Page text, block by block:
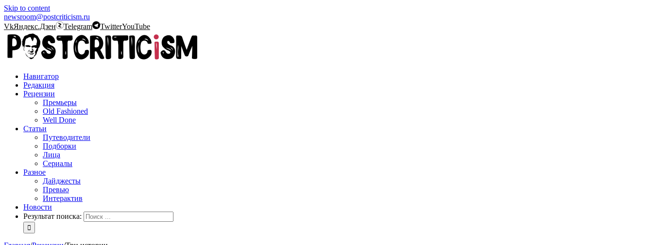
Skip to content
newsroom@postcriticism.ru
VkЯндекс.Дзен Telegram TwitterYouTube
Навигатор
Редакция
Рецензии
Премьеры
Old Fashioned
Well Done
Статьи
Путеводители
Подборки
Лица
Сериалы
Разное
Дайджесты
Превью
Интерактив
Новости
Результат поиска: